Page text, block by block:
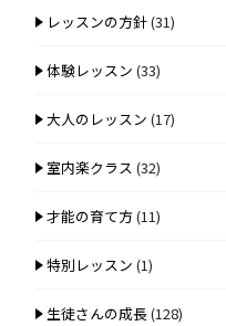
レッスンの方針(31)
体験レッスン (33)
大人のレッスン (17)
室内楽クラス (32)
才能の育て方 (11)
特別レッスン (1)
生徒さんの成長(128)